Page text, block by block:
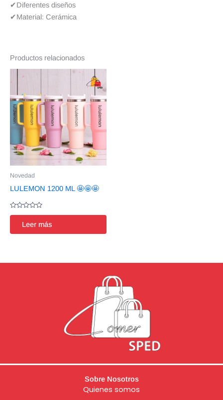
✔Diferentes diseños
✔Material: Cerámica
Productos relacionados
Novedad
LULEMON 1200 ML 🤩🤩🤩
Valorado
de
Leer más
Sobre Nosotros
Quienes somos